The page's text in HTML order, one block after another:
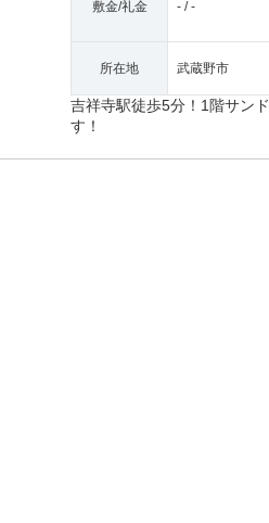
敷金/礼金 - / -
所在地 武蔵野市
吉祥寺駅徒歩5分！1階サン
す！